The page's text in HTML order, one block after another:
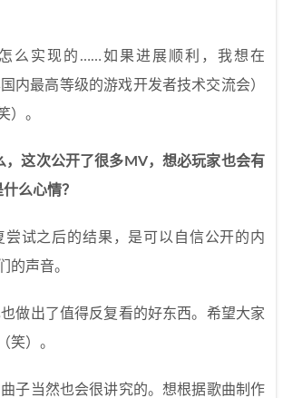
么实现的……如果进展顺利，我想在
内最高等级的游戏开发者技术交流会）
）。
这次公开了很多MV，想必玩家也会有
么心情？
尝试之后的结果，是可以自信公开的内
的声音。
做出了值得反复看的好东西。希望大家
笑）。
子当然也会很讲究的。想根据歌曲制作